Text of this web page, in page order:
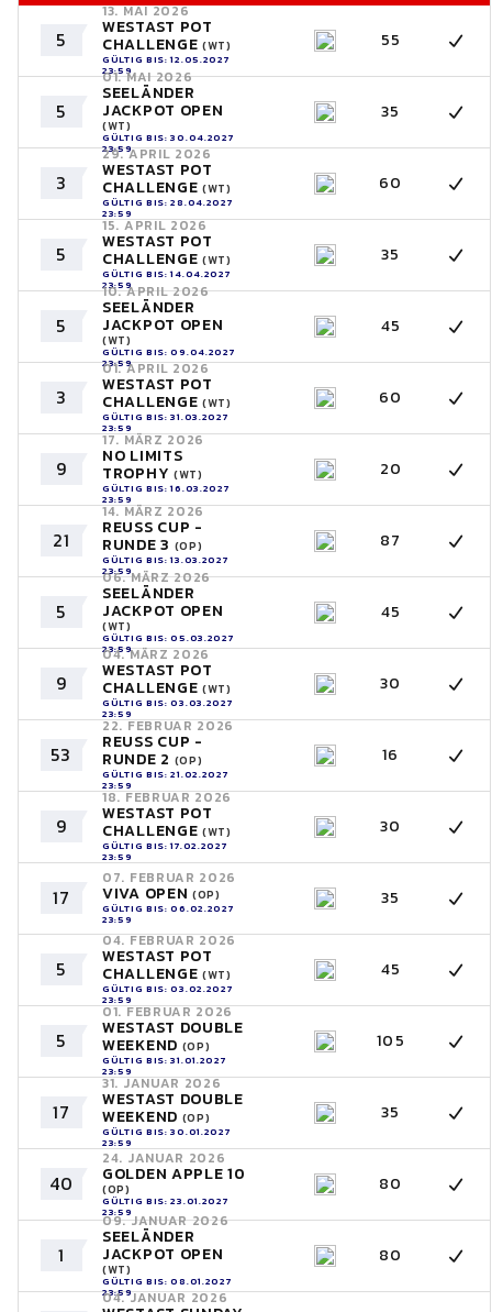
5
13. MAI 2026
WESTAST POT
CHALLENGE (WT)
GÜLTIG BIS: 12.05.2027
23:59
55
5
01. MAI 2026
SEELÄNDER
JACKPOT OPEN
(WT)
GÜLTIG BIS: 30.04.2027
23:59
35
3
29. APRIL 2026
WESTAST POT
CHALLENGE (WT)
GÜLTIG BIS: 28.04.2027
23:59
60
5
15. APRIL 2026
WESTAST POT
CHALLENGE (WT)
GÜLTIG BIS: 14.04.2027
23:59
35
5
10. APRIL 2026
SEELÄNDER
JACKPOT OPEN
(WT)
GÜLTIG BIS: 09.04.2027
23:59
45
3
01. APRIL 2026
WESTAST POT
CHALLENGE (WT)
GÜLTIG BIS: 31.03.2027
23:59
60
9
17. MÄRZ 2026
NO LIMITS
TROPHY (WT)
GÜLTIG BIS: 16.03.2027
23:59
20
21
14. MÄRZ 2026
REUSS CUP -
RUNDE 3 (OP)
GÜLTIG BIS: 13.03.2027
23:59
87
5
06. MÄRZ 2026
SEELÄNDER
JACKPOT OPEN
(WT)
GÜLTIG BIS: 05.03.2027
23:59
45
9
04. MÄRZ 2026
WESTAST POT
CHALLENGE (WT)
GÜLTIG BIS: 03.03.2027
23:59
30
53
22. FEBRUAR 2026
REUSS CUP -
RUNDE 2 (OP)
GÜLTIG BIS: 21.02.2027
23:59
16
9
18. FEBRUAR 2026
WESTAST POT
CHALLENGE (WT)
GÜLTIG BIS: 17.02.2027
23:59
30
17
07. FEBRUAR 2026
VIVA OPEN (OP)
GÜLTIG BIS: 06.02.2027
23:59
35
5
04. FEBRUAR 2026
WESTAST POT
CHALLENGE (WT)
GÜLTIG BIS: 03.02.2027
23:59
45
5
01. FEBRUAR 2026
WESTAST DOUBLE
WEEKEND (OP)
GÜLTIG BIS: 31.01.2027
23:59
105
17
31. JANUAR 2026
WESTAST DOUBLE
WEEKEND (OP)
GÜLTIG BIS: 30.01.2027
23:59
35
40
24. JANUAR 2026
GOLDEN APPLE 10
(OP)
GÜLTIG BIS: 23.01.2027
23:59
80
1
09. JANUAR 2026
SEELÄNDER
JACKPOT OPEN
(WT)
GÜLTIG BIS: 08.01.2027
23:59
80
04. JANUAR 2026